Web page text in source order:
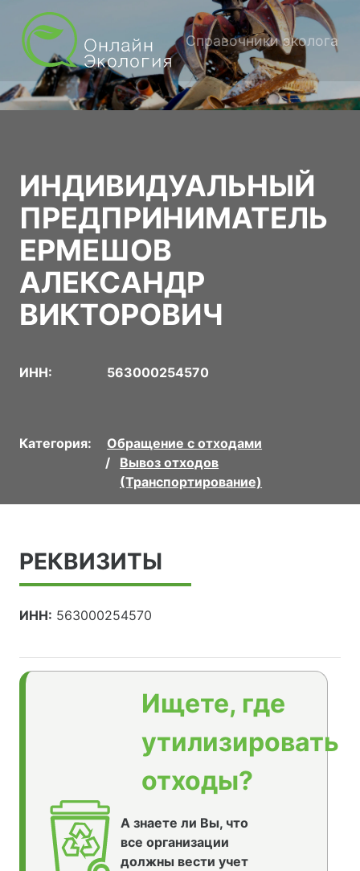
Справочники эколога
ИНДИВИДУАЛЬНЫЙ
ПРЕДПРИНИМАТЕЛЬ
ЕРМЕШОВ
АЛЕКСАНДР
ВИКТОРОВИЧ
ИНН: 563000254570
Категория:
Обращение с отходами
Вывоз отходов
(Транспортирование)
РЕКВИЗИТЫ
ИНН: 563000254570
Ищете, где
утилизировать
отходы?
А знаете ли Вы, что
все организации
должны вести учет